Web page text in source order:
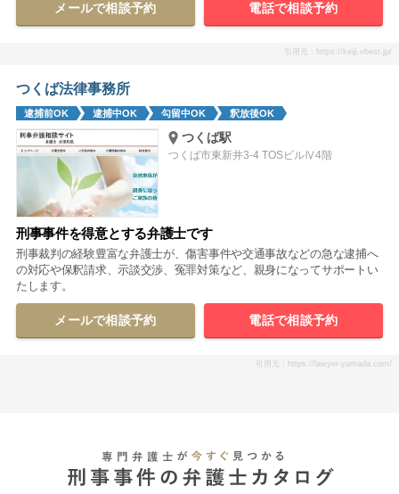
メールで相談予約 電話で相談予約
引用元：https://keiji.vbest.jp/
つくば法律事務所
逮捕前OK 逮捕中OK 勾留中OK 釈放後OK
つくば駅
つくば市東新井3-4 TOSビルⅣ4階
刑事事件を得意とする弁護士です
刑事裁判の経験豊富な弁護士が、傷害事件や交通事故などの急な逮捕へ
の対応や保釈請求、示談交渉、冤罪対策など、親身になってサポートい
たします。
メールで相談予約 電話で相談予約
引用元：https://lawyer-yamada.com/